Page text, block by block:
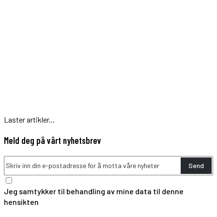
Laster artikler...
Meld deg på vårt nyhetsbrev
Send
Jeg samtykker til behandling av mine data til denne
hensikten